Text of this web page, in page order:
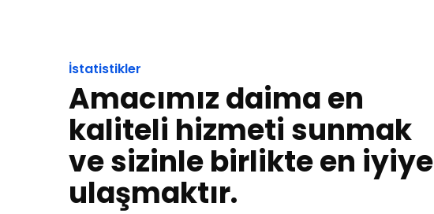
İstatistikler
Amacımız daima en
kaliteli hizmeti sunmak
ve sizinle birlikte en iyiye
ulaşmaktır.